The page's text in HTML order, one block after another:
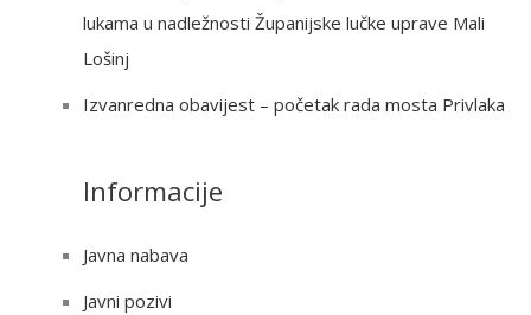
lukama u nadležnosti Županijske lučke uprave Mali
Lošinj
Izvanredna obavijest – početak rada mosta Privlaka
Informacije
Javna nabava
Javni pozivi